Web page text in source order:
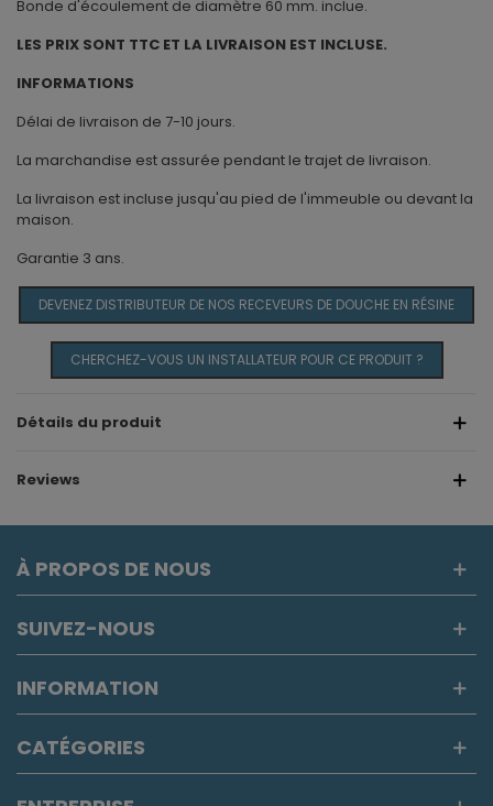
Bonde d'écoulement de diamètre 60 mm. inclue.
LES PRIX SONT TTC ET LA LIVRAISON EST INCLUSE.
INFORMATIONS
Délai de livraison de 7-10 jours.
La marchandise est assurée pendant le trajet de livraison.
La livraison est incluse jusqu'au pied de l'immeuble ou devant la
maison.
Garantie 3 ans.
DEVENEZ DISTRIBUTEUR DE NOS RECEVEURS DE DOUCHE EN RÉSINE
CHERCHEZ-VOUS UN INSTALLATEUR POUR CE PRODUIT ?
Détails du produit
Reviews
À PROPOS DE NOUS
SUIVEZ-NOUS
INFORMATION
CATÉGORIES